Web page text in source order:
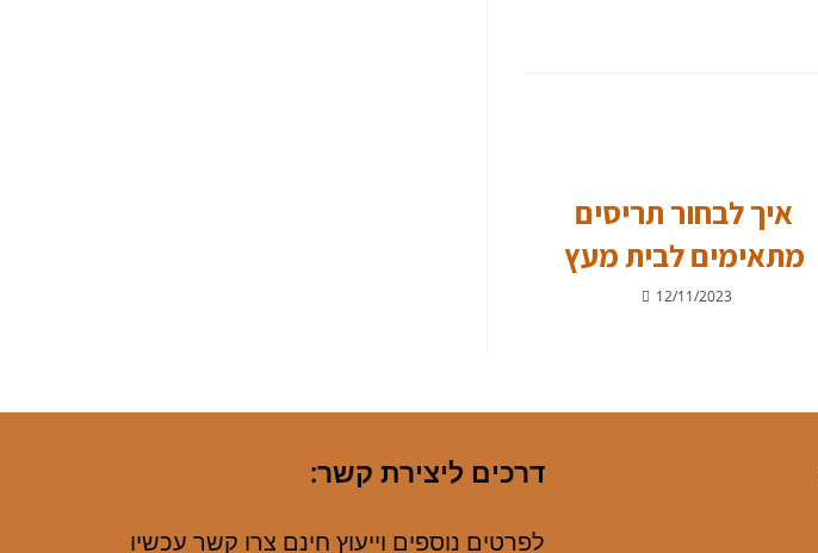
איך לבחור תריסים
מתאימים לבית מעץ
12/11/2023
דרכים ליצירת קשר:
לפרטים נוספים וייעוץ חינם צרו קשר עכשיו